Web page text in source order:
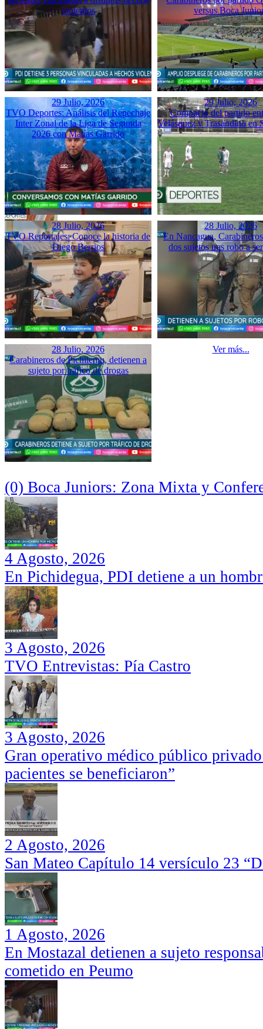
violentos
versus Boca
29 Julio, 2026
TVO Deportes: Análisis del Repechaje
Inter Zonal de la Liga de Segunda
2026 con Matías Garrido
29 Julio, 2026
Compacto del partido
Velásquez y Trasandino en
28 Julio, 2026
TVO Reportajes: Conoce la historia de
Diego Berrios
28 Julio, 2026
En Nancagua,
dos sujetos tras robo a
28 Julio, 2026
Carabineros de Pichilemu, detienen a
sujeto por tráfico de drogas
Ver más...
(0) Boca Juniors: Zona Mixta y
4 Agosto, 2026
En Pichidegua, PDI detiene a un
3 Agosto, 2026
TVO Entrevistas: Pía Castro
3 Agosto, 2026
Gran operativo médico público
pacientes se beneficiaron”
2 Agosto, 2026
San Mateo Capítulo 14 versículo 23
1 Agosto, 2026
En Mostazal detienen a sujeto
cometido en Peumo